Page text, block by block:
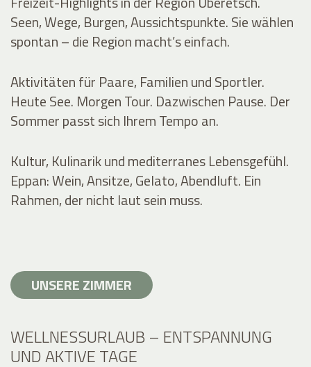
Seen, Wege, Burgen, Aussichtspunkte. Sie wählen
spontan – die Region macht’s einfach.
Aktivitäten für Paare, Familien und Sportler.
Heute See. Morgen Tour. Dazwischen Pause. Der
Sommer passt sich Ihrem Tempo an.
Kultur, Kulinarik und mediterranes Lebensgefühl.
Eppan: Wein, Ansitze, Gelato, Abendluft. Ein
Rahmen, der nicht laut sein muss.
UNSERE ZIMMER
WELLNESSURLAUB – ENTSPANNUNG
UND AKTIVE TAGE